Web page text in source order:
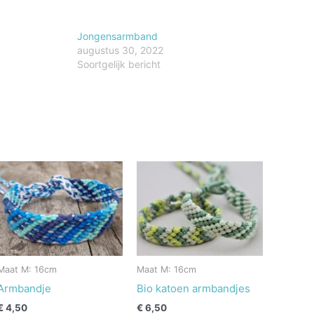
Jongensarmband
augustus 30, 2022
Soortgelijk bericht
M: 16cm
4,50
Maat M: 16cm
Bio katoen armbandjes
€6,50